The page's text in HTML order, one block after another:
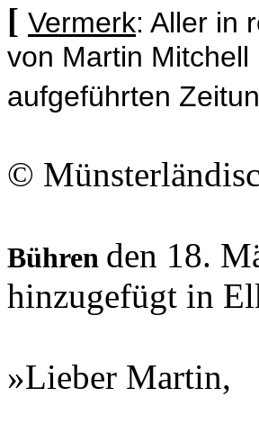
[ Vermerk: Aller in
von Martin
aufgeführten
©
Bühren den 18.
hinzugefügt in
»Lieber Martin,